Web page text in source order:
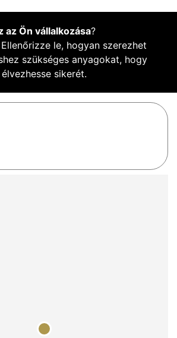
az Ön vállalkozása?
Ellenőrizze le, hogyan szerezhet
szükséges anyagokat, hogy
élvezhesse sikerét.